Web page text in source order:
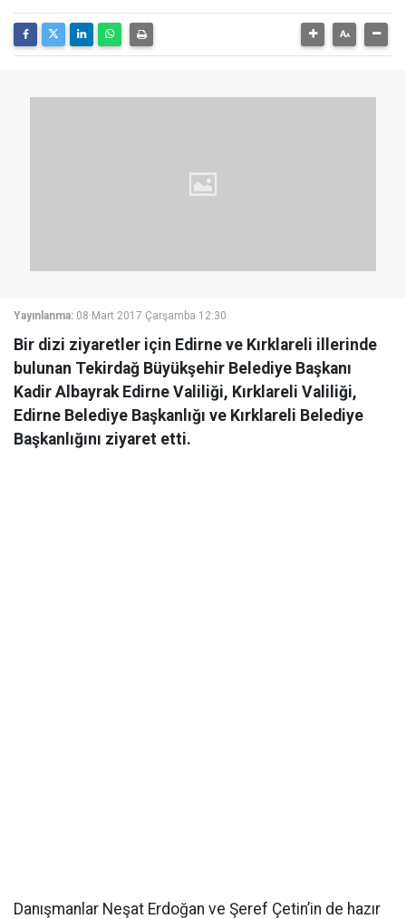
Yayınlanma: 08 Mart 2017 Çarşamba 12:30
Bir dizi ziyaretler için Edirne ve Kırklareli illerinde
bulunan Tekirdağ Büyükşehir Belediye Başkanı
Kadir Albayrak Edirne Valiliği, Kırklareli Valiliği,
Edirne Belediye Başkanlığı ve Kırklareli Belediye
Başkanlığını ziyaret etti.
Danışmanlar Neşat Erdoğan ve Şeref Çetin’in de hazır